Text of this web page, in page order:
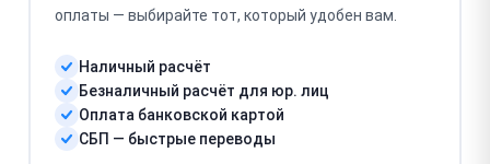
оплаты — выбирайте тот, который удобен вам.
Наличный расчёт
Безналичный расчёт для юр. лиц
Оплата банковской картой
СБП — быстрые переводы